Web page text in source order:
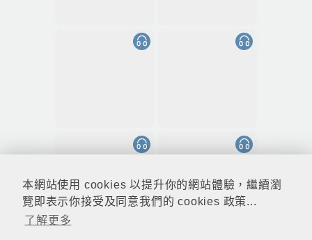
本網站使用 cookies 以提升你的網站體驗，繼續瀏
覽即表示你接受及同意我們的 cookies 政策...
了解更多